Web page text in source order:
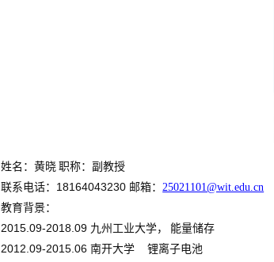
姓名：黄晓 职称：副教授
联系电话： 18164043230 邮箱：25021101@wit.edu.cn
教育背景：
2015.09-2018.09 九州工业大学， 能量储存
2012.09-2015.06南开大学 锂离子电池